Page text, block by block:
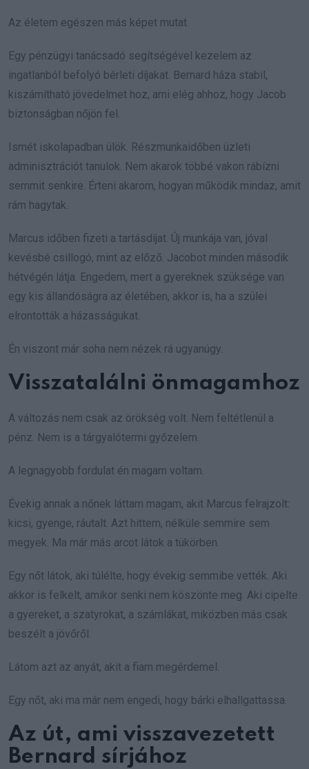
Az életem egészen más képet mutat.
Egy pénzügyi tanácsadó segítségével kezelem az
ingatlanból befolyó bérleti díjakat. Bernard háza stabil,
kiszámítható jövedelmet hoz, ami elég ahhoz, hogy Jacob
biztonságban nőjön fel.
Ismét iskolapadban ülök. Részmunkaidőben üzleti
adminisztrációt tanulok. Nem akarok többé vakon rábízni
semmit senkire. Érteni akarom, hogyan működik mindaz, amit
rám hagytak.
Marcus időben fizeti a tartásdíjat. Új munkája van, jóval
kevésbé csillogó, mint az előző. Jacobot minden második
hétvégén látja. Engedem, mert a gyereknek szüksége van
egy kis állandóságra az életében, akkor is, ha a szülei
elrontották a házasságukat.
Én viszont már soha nem nézek rá ugyanúgy.
Visszatalálni önmagamhoz
A változás nem csak az örökség volt. Nem feltétlenül a
pénz. Nem is a tárgyalótermi győzelem.
A legnagyobb fordulat én magam voltam.
Évekig annak a nőnek láttam magam, akit Marcus felrajzolt:
kicsi, gyenge, ráutalt. Azt hittem, nélküle semmire sem
megyek. Ma már más arcot látok a tükörben.
Egy nőt látok, aki túlélte, hogy évekig semmibe vették. Aki
akkor is felkelt, amikor senki nem köszönte meg. Aki cipelte
a gyereket, a szatyrokat, a számlákat, miközben más csak
beszélt a jövőről.
Látom azt az anyát, akit a fiam megérdemel.
Egy nőt, aki ma már nem engedi, hogy bárki elhallgattassa.
Az út, ami visszavezetett
Bernard sírjához